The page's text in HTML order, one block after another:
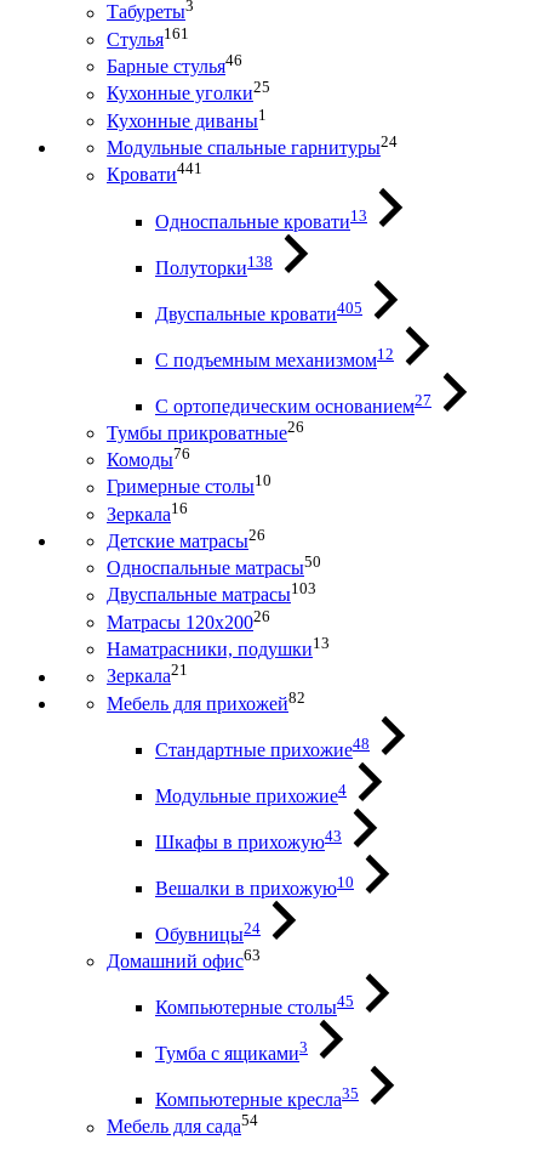
Табуреты3
Стулья161
Барные стулья46
Кухонные уголки25
Кухонные диваны1
Модульные спальные гарнитуры24
Кровати441
Односпальные кровати13
Полуторки138
Двуспальные кровати405
С подъемным механизмом12
С ортопедическим основанием27
Тумбы прикроватные26
Комоды76
Гримерные столы10
Зеркала16
Детские матрасы26
Односпальные матрасы50
Двуспальные матрасы103
Матрасы 120х20026
Наматрасники, подушки13
Зеркала21
Мебель для прихожей82
Стандартные прихожие48
Модульные прихожие4
Шкафы в прихожую43
Вешалки в прихожую10
Обувницы24
Домашний офис63
Компьютерные столы45
Тумба с ящиками3
Компьютерные кресла35
Мебель для сада54